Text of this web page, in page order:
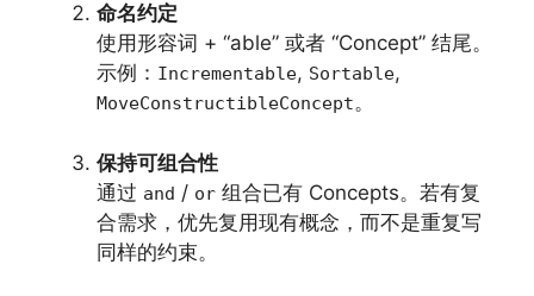
命名约定
使用形容词 + “able” 或者 “Concept” 结尾。
示例： Incrementable, Sortable,
MoveConstructibleConcept。
保持可组合性
通过 and / or 组合已有 Concepts。若有复
合需求，优先复用现有概念，而不是重复写
同样的约束。